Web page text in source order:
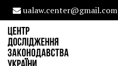
ualaw.center@gmail.com